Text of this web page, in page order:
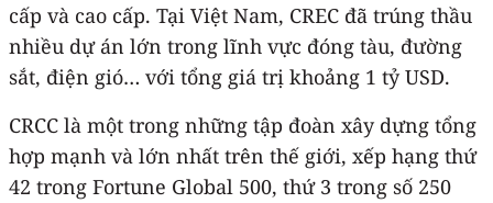
cấp và cao cấp. Tại Việt Nam, CREC đã trúng thầu
nhiều dự án lớn trong lĩnh vực đóng tàu, đường
sắt, điện gió… với tổng giá trị khoảng 1 tỷ USD.
CRCC là một trong những tập đoàn xây dựng tổng
hợp mạnh và lớn nhất trên thế giới, xếp hạng thứ
42 trong Fortune Global 500, thứ 3 trong số 250